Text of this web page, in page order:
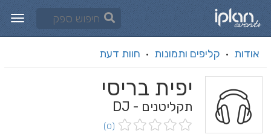
אודות · קליפים ותמונות · חוות דעת
יפית בריסי
תקליטנים - DJ
(0)